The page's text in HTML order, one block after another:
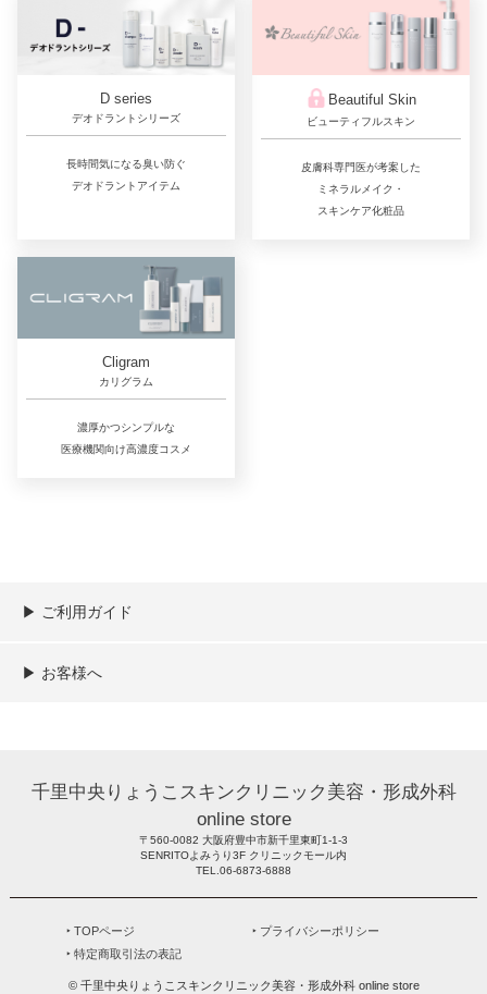
D series
デオドラントシリーズ
長時間気になる臭い防ぐ
デオドラントアイテム
Beautiful Skin
ビューティフルスキン
皮膚科専門医が考案した
ミネラルメイク・
スキンケア化粧品
Cligram
カリグラム
濃厚かつシンプルな
医療機関向け高濃度コスメ
▶︎ ご利用ガイド
ご利用ガイド
決済／配送／送料について
取り扱い商品一覧
顧客情報の取扱について
特定商取引法の表記
▶︎ お客様へ
千里中央りょうこスキンクリニック美容・形成外科
online store
〒560-0082 大阪府豊中市新千里東町1-1-3
SENRITOよみうり3F クリニックモール内
TEL.06-6873-6888
‣ TOPページ
‣ プライバシーポリシー
‣ 特定商取引法の表記
© 千里中央りょうこスキンクリニック美容・形成外科 online store